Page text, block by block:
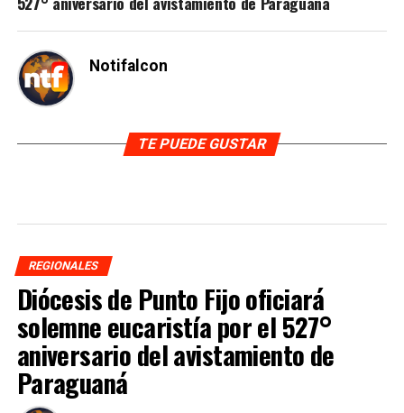
Notifalcon
TE PUEDE GUSTAR
REGIONALES
Diócesis de Punto Fijo oficiará
solemne eucaristía por el 527°
aniversario del avistamiento de
Paraguaná